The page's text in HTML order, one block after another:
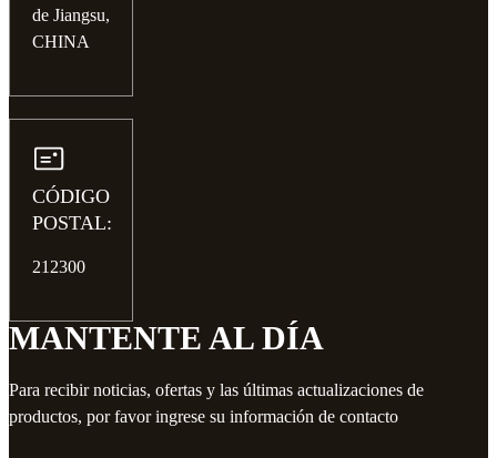
de Jiangsu,
CHINA
CÓDIGO
POSTAL:
212300
MANTENTE AL DÍA
Para recibir noticias, ofertas y las últimas actualizaciones de
productos, por favor ingrese su información de contacto